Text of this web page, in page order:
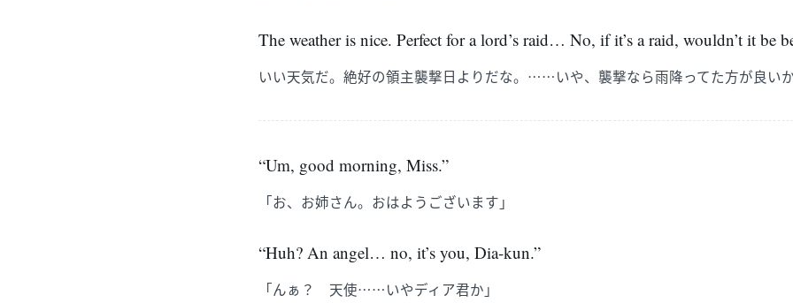
The weather is nice. Perfect for a lord’s raid… No, if it’s a raid, wouldn’t it be
いい天気だ。絶好の領主襲撃日よりだな。……いや、襲撃なら雨降ってた方が良い
“Um, good morning, Miss.”
「お、お姉さん。おはようございます」
“Huh? An angel… no, it’s you, Dia-kun.”
「んぁ？ 天使……いやディア君か」